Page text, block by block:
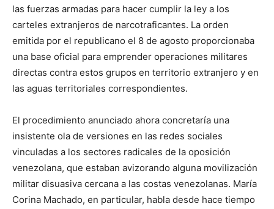
las fuerzas armadas para hacer cumplir la ley a los
carteles extranjeros de narcotraficantes. La orden
emitida por el republicano el 8 de agosto proporcionaba
una base oficial para emprender operaciones militares
directas contra estos grupos en territorio extranjero y en
las aguas territoriales correspondientes.
El procedimiento anunciado ahora concretaría una
insistente ola de versiones en las redes sociales
vinculadas a los sectores radicales de la oposición
venezolana, que estaban avizorando alguna movilización
militar disuasiva cercana a las costas venezolanas. María
Corina Machado, en particular, habla desde hace tiempo